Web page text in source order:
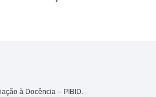
à Docência – PIBID.